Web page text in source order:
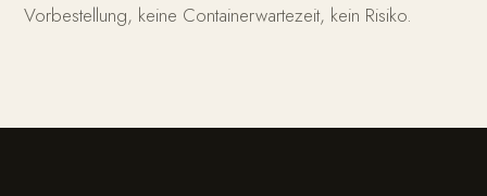
Vorbestellung, keine Containerwartezeit, kein Risiko.